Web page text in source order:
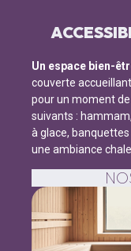
Un espace bien-
couverte
pour un moment
suivants :
à glace,
une ambiance